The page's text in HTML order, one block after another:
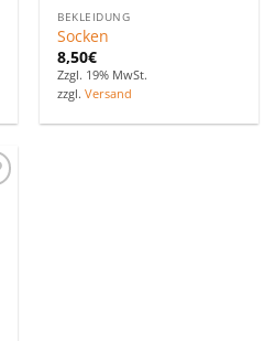
BEKLEIDUNG
Socken
8,50€
Zzgl. 19% MwSt.
zzgl.Versand